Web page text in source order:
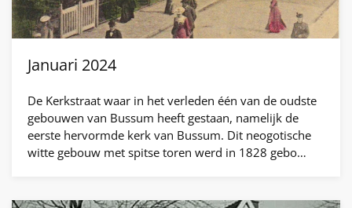
Januari 2024
De Kerkstraat waar in het verleden één van de oudste
gebouwen van Bussum heeft gestaan, namelijk de
eerste hervormde kerk van Bussum. Dit neogotische
witte gebouw met spitse toren werd in 1828 gebo…